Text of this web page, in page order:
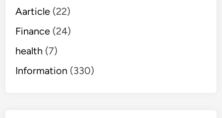
Aarticle (22)
Finance (24)
health (7)
Information (330)